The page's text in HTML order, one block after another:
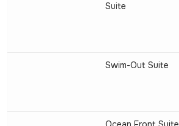
Suite
Swim-Out Suite